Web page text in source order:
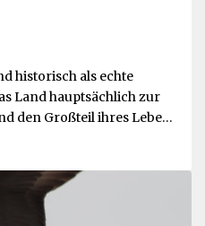
historisch als echte
Land hauptsächlich zur
den Großteil ihres Lebens